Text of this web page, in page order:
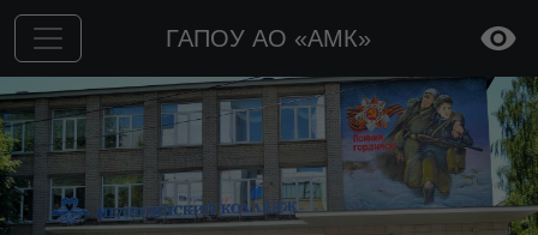
ГАПОУ АО «АМК»